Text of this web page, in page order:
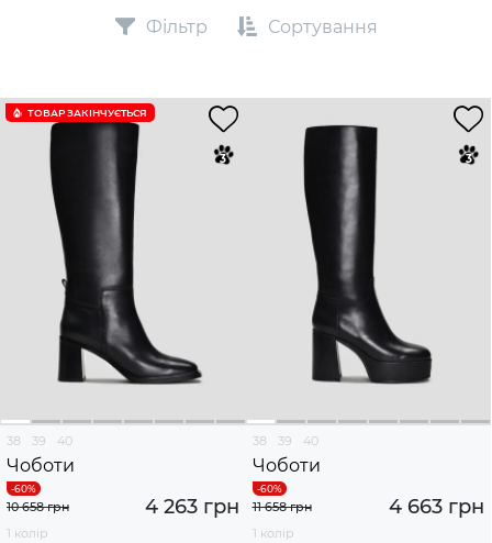
Фільтр Сортування
ТОВАР ЗАКІНЧУЄTЬСЯ
38 39 40
Чоботи
4 263 грн
10 658 грн
1 колір
38 39 40
Чоботи
4 663 грн
11 658 грн
1 колір